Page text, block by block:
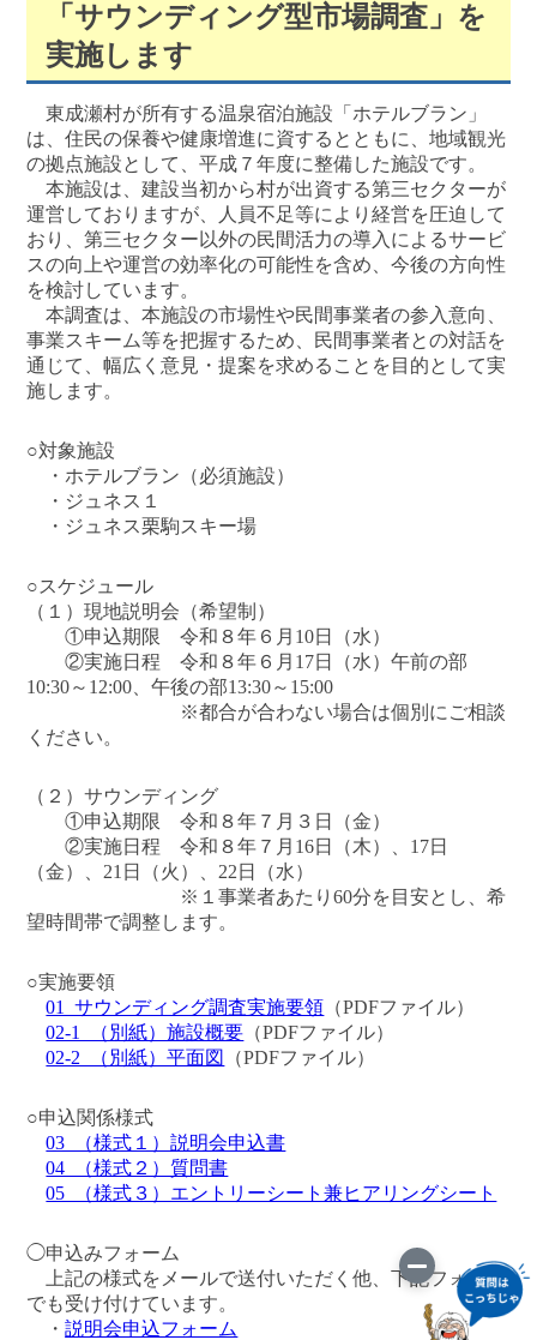
「サウンディング型市場調査」を
実施します
東成瀬村が所有する温泉宿泊施設「ホテルブラン」
は、住民の保養や健康増進に資するとともに、地域観光
の拠点施設として、平成７年度に整備した施設です。
本施設は、建設当初から村が出資する第三セクターが
運営しておりますが、人員不足等により経営を圧迫して
おり、第三セクター以外の民間活力の導入によるサービ
スの向上や運営の効率化の可能性を含め、今後の方向性
を検討しています。
本調査は、本施設の市場性や民間事業者の参入意向、
事業スキーム等を把握するため、民間事業者との対話を
通じて、幅広く意見・提案を求めることを目的として実
施します。
○対象施設
・ホテルブラン（必須施設）
・ジュネス１
・ジュネス栗駒スキー場
○スケジュール
（１）現地説明会（希望制）
①申込期限 令和８年６月10日（水）
②実施日程 令和８年６月17日（水）午前の部
10:30～12:00、午後の部13:30～15:00
※都合が合わない場合は個別にご相談
ください。
（２）サウンディング
①申込期限 令和８年７月３日（金）
②実施日程 令和８年７月16日（木）、17日
（金）、21日（火）、22日（水）
※１事業者あたり60分を目安とし、希
望時間帯で調整します。
○実施要領
01_サウンディング調査実施要領 （PDFファイル）
02-1_（別紙）施設概要 （PDFファイル）
02-2_（別紙）平面図
（PDFファイル）
○申込関係様式
03_（様式１）説明会申込書
04_（様式２）質問書
05_（様式３）エントリーシート兼ヒアリングシート
◯申込みフォーム
上記の様式をメールで送付いただく他、下記フォーム
でも受け付けています。
・説明会申込フォーム